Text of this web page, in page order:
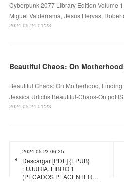
Cyberpunk 2077 Library Edition Volume
Miguel Valderrama, Jesus Hervas,
2024.05.24 01:23
Beautiful Chaos: On
Beautiful Chaos: On Motherhood,
Jessica Urlichs Beautiful-Chaos-On.pdf
2024.05.24 01:23
2024.05.23 06:25
Descargar [PDF] {EPUB}
LUJURIA. LIBRO 1
(PECADOS PLACENTER…